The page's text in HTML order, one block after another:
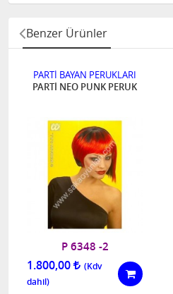
Benzer Ürünler
PARTİ BAYAN PERUKLARI
PARTİ NEO PUNK PERUK
P 6348 -2
1.800,00